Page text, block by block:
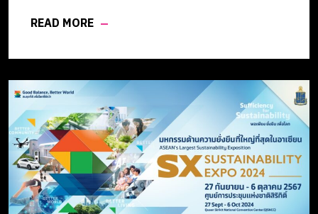
เสนอผลงานต่อหน้าคณะกรรมการ ณ คอนเวนชั่นฮอลล์ บริษัท
ผ่านมา รอบนี้ทักษะการเล่าเรื่องก็ถูกพิจารณาพร้อมผลงานอีก
สร้างสรรค์ผลงานกันอย่างมีชีวิตชีวา ที่ทำให้กรรมการได้เห็น
บริบทของการทำงานเพิ่มขึ้น ในขณะที่ช่างภาพแต่ละท่านก็ได้มุม
มองน่าสนใจจากคณะกรรมการที่สามารถนำกลับไปพัฒนาผล
งานของตนต่อได้อีก ผลงานของทุกท่านจะนำไปจัดแสดง
นิทรรศการในงาน Sustainability Expo 2024 ระหว่างวันที่ 27
กันยายน – 6 ตุลาคม 2567 ณ ศูนย์การประชุมแห่งชาติสิริกิติ์ และ
ร่วมลุ้นกันว่า รางวัลรวมกว่า 100,000 บาท พร้อมรางวัลพิเศษ
READ MORE